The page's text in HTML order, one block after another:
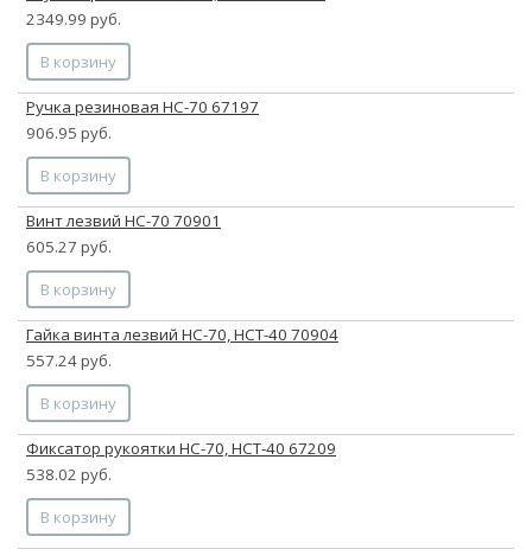
2349.99 руб.
В корзину
Ручка резиновая НС-70 67197
906.95 руб.
В корзину
Винт лезвий НС-70 70901
605.27 руб.
В корзину
Гайка винта лезвий НС-70, НСТ-40 70904
557.24 руб.
В корзину
Фиксатор рукоятки НС-70, НСТ-40 67209
538.02 руб.
В корзину